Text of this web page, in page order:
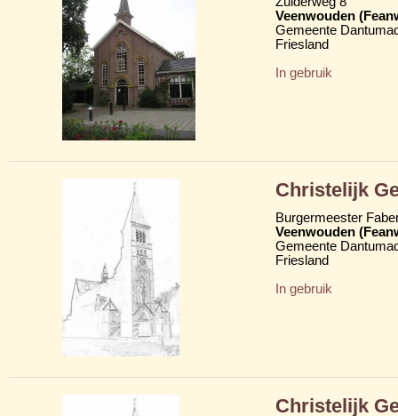
Veenwouden
Gemeente
Friesland
In gebruik
Christelijk
Burgermeester
Veenwouden
Gemeente
Friesland
In gebruik
Christelijk